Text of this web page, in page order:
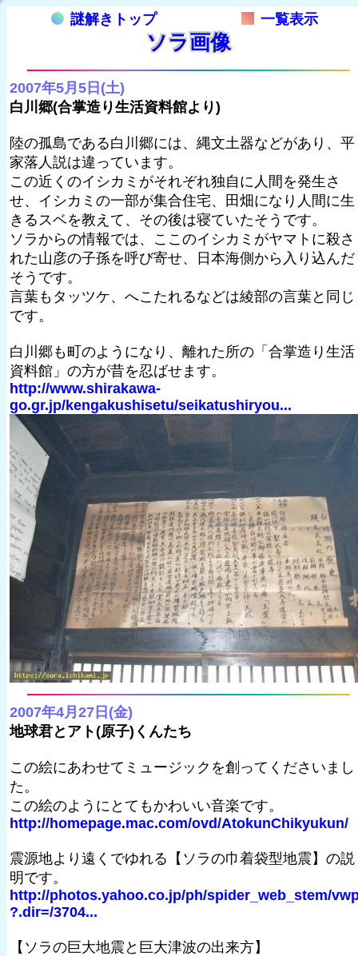
謎解きトップ 一覧表示
ソラ画像
2007年5月5日(土)
白川郷(合掌造り生活資料館より)
陸の孤島である白川郷には、縄文土器などがあり、平
家落人説は違っています。
この近くのイシカミがそれぞれ独自に人間を発生さ
せ、イシカミの一部が集合住宅、田畑になり人間に生
きるスベを教えて、その後は寝ていたそうです。
ソラからの情報では、ここのイシカミがヤマトに殺さ
れた山彦の子孫を呼び寄せ、日本海側から入り込んだ
そうです。
言葉もタッツケ、へこたれるなどは綾部の言葉と同じ
です。
白川郷も町のようになり、離れた所の「合掌造り生活
資料館」の方が昔を忍ばせます。
http://www.shirakawa-
go.gr.jp/kengakushisetu/seikatushiryou...
2007年4月27日(金)
地球君とアト(原子)くんたち
この絵にあわせてミュージックを創ってくださいまし
た。
この絵のようにとてもかわいい音楽です。
http://homepage.mac.com/ovd/AtokunChikyukun/
震源地より遠くでゆれる【ソラの巾着袋型地震】の説
明です。
http://photos.yahoo.co.jp/ph/spider_web_stem/
?.dir=/3704...
【ソラの巨大地震と巨大津波の出来方】